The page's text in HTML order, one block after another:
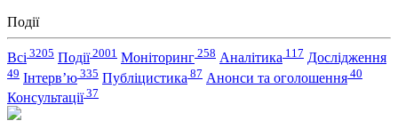
Події
Всі 3205 Події2001 Моніторинг 258 Аналітика 117 Дослідження
49 Інтерв’ю 335 Публіцистика 87 Анонси та оголошення 40
Консультації37